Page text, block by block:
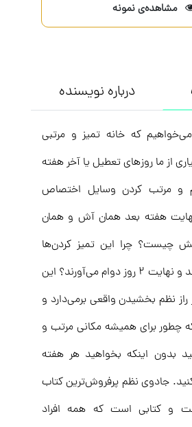
مشاهده‌ی نمونه
درباره نویسنده
که خانه تمیز و مرتبی
از ما روزهای تعطیل یا آخر هفته
و مرتب کردن وسایل اختصاص
هفته بعد همان آش و همان
چیست؟ چرا این تمیز کردن‌ها
هرگز باقی نمی‌مانند و نهایت ۲ روز دوام می‌آورند؟ این
راز نظم بخشیدن واقعی برمی‌دارد و
چطور برای همیشه مکانی مرتب و
بدون اینکه بخواهید هر هفته
جادوی نظم پرفروش‌ترین کتاب
و کتابی است که همه افراد